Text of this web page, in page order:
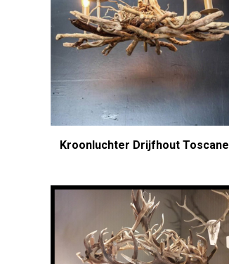
Kroonluchter Drijfhout Toscane